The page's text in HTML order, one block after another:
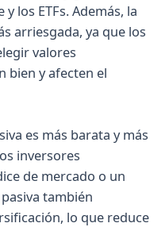
los ETFs. Además, la
arriesgada, ya que los
valores
bien y afecten el
es más barata y más
inversores
de mercado o un
también
lo que reduce